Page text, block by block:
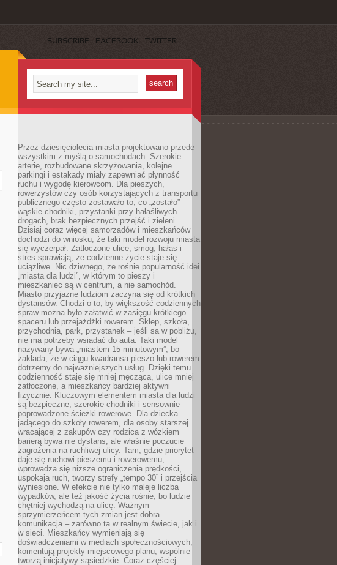
SUBSCRIBE FACEBOOK TWITTER
Przez dziesięciolecia miasta projektowano przede
wszystkim z myślą o samochodach. Szerokie
arterie, rozbudowane skrzyżowania, kolejne
parkingi i estakady miały zapewniać płynność
ruchu i wygodę kierowcom. Dla pieszych,
rowerzystów czy osób korzystających z transportu
publicznego często zostawało to, co „zostało” –
wąskie chodniki, przystanki przy hałaśliwych
drogach, brak bezpiecznych przejść i zieleni.
Dzisiaj coraz więcej samorządów i mieszkańców
dochodzi do wniosku, że taki model rozwoju miasta
się wyczerpał. Zatłoczone ulice, smog, hałas i
stres sprawiają, że codzienne życie staje się
uciążliwe. Nic dziwnego, że rośnie popularność idei
„miasta dla ludzi”, w którym to pieszy i
mieszkaniec są w centrum, a nie samochód.
Miasto przyjazne ludziom zaczyna się od krótkich
dystansów. Chodzi o to, by większość codziennych
spraw można było załatwić w zasięgu krótkiego
spaceru lub przejażdżki rowerem. Sklep, szkoła,
przychodnia, park, przystanek – jeśli są w pobliżu,
nie ma potrzeby wsiadać do auta. Taki model
nazywany bywa „miastem 15-minutowym”, bo
zakłada, że w ciągu kwadransa pieszo lub rowerem
dotrzemy do najważniejszych usług. Dzięki temu
codzienność staje się mniej męcząca, ulice mniej
zatłoczone, a mieszkańcy bardziej aktywni
fizycznie. Kluczowym elementem miasta dla ludzi
są bezpieczne, szerokie chodniki i sensownie
poprowadzone ścieżki rowerowe. Dla dziecka
jadącego do szkoły rowerem, dla osoby starszej
wracającej z zakupów czy rodzica z wózkiem
barierą bywa nie dystans, ale właśnie poczucie
zagrożenia na ruchliwej ulicy. Tam, gdzie priorytet
daje się ruchowi pieszemu i rowerowemu,
wprowadza się niższe ograniczenia prędkości,
uspokaja ruch, tworzy strefy „tempo 30” i przejścia
wyniesione. W efekcie nie tylko maleje liczba
wypadków, ale też jakość życia rośnie, bo ludzie
chętniej wychodzą na ulicę. Ważnym
sprzymierzeńcem tych zmian jest dobra
komunikacja – zarówno ta w realnym świecie, jak i
w sieci. Mieszkańcy wymieniają się
doświadczeniami w mediach społecznościowych,
komentują projekty miejscowego planu, wspólnie
tworzą inicjatywy sąsiedzkie. Coraz częściej